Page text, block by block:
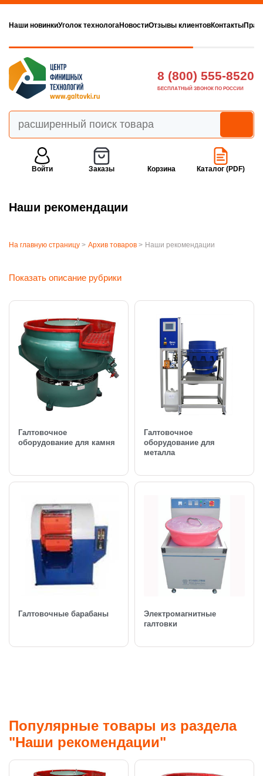
Наши новинкиУголок технологаНовостиОтзывы клиентовКонтакты
8 (800) 555-8520
БЕСПЛАТНЫЙ ЗВОНОК ПО РОССИИ
Войти Заказы Корзина Каталог (PDF)
Наши рекомендации
На главную страницу > Архив товаров > Наши рекомендации
Показать описание рубрики
Галтовочное
оборудование для камня
Галтовочное
оборудование для
металла
Галтовочные барабаны
Электромагнитные
галтовки
Популярные товары из раздела
"Наши рекомендации"